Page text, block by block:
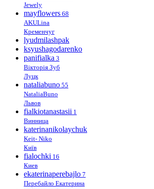
Jewely
mayflowers 68
AKULina
Кременчуг
lyudmilashpak
ksyushagodarenko
panifialka 3
Вікторія Зуб
Луцк
nataliabuno 55
NataliaBuno
Львов
fialkiotanastasii 1
Винница
katerinanikolaychuk
Keit- Niko
Київ
fialochki 16
Киев
ekaterinaperebajlo 7
Перебайло Екатерина